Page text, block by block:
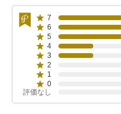
7
6
5
4
3
2
1
0
評価なし